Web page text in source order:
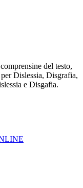
del testo,
Dislessia, Disgrafia,
e Disgafia.